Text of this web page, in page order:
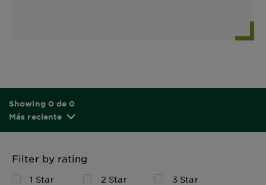
Showing 0 de 0
Más reciente
Filter by rating
1 Star 2 Star
3 Star